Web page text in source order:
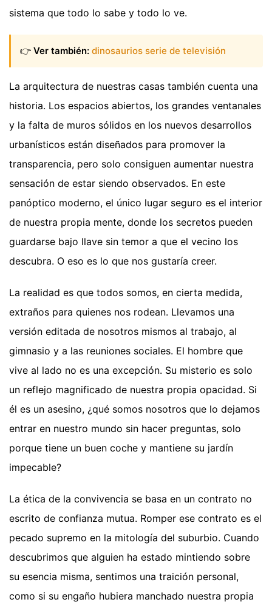
sistema que todo lo sabe y todo lo ve.
👉 Ver también: dinosaurios serie de televisión
La arquitectura de nuestras casas también cuenta una
historia. Los espacios abiertos, los grandes ventanales
y la falta de muros sólidos en los nuevos desarrollos
urbanísticos están diseñados para promover la
transparencia, pero solo consiguen aumentar nuestra
sensación de estar siendo observados. En este
panóptico moderno, el único lugar seguro es el interior
de nuestra propia mente, donde los secretos pueden
guardarse bajo llave sin temor a que el vecino los
descubra. O eso es lo que nos gustaría creer.
La realidad es que todos somos, en cierta medida,
extraños para quienes nos rodean. Llevamos una
versión editada de nosotros mismos al trabajo, al
gimnasio y a las reuniones sociales. El hombre que
vive al lado no es una excepción. Su misterio es solo
un reflejo magnificado de nuestra propia opacidad. Si
él es un asesino, ¿qué somos nosotros que lo dejamos
entrar en nuestro mundo sin hacer preguntas, solo
porque tiene un buen coche y mantiene su jardín
impecable?
La ética de la convivencia se basa en un contrato no
escrito de confianza mutua. Romper ese contrato es el
pecado supremo en la mitología del suburbio. Cuando
descubrimos que alguien ha estado mintiendo sobre
su esencia misma, sentimos una traición personal,
como si su engaño hubiera manchado nuestra propia